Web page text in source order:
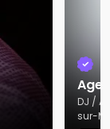
DJ /
sur-